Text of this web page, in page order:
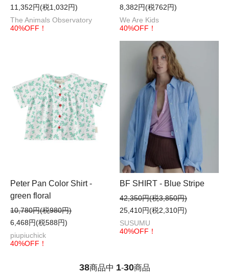
11,352円(税1,032円)
The Animals Observatory
40%OFF！
8,382円(税762円)
We Are Kids
40%OFF！
Peter Pan Color Shirt -
green floral
10,780円(税980円)
6,468円(税588円)
piupiuchick
40%OFF！
BF SHIRT - Blue Stripe
42,350円(税3,850円)
25,410円(税2,310円)
SUSUMU
40%OFF！
38商品中 1-30商品